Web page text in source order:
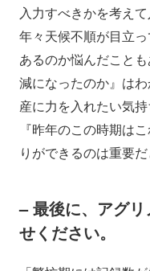
入力すべきかを考え
年々天候不順が目立
あるのか悩んだこと
減になったのか』は
産に力を入れたい気
『昨年のこの時期は
りができるのは重要
– 最後に、アグ
せください。